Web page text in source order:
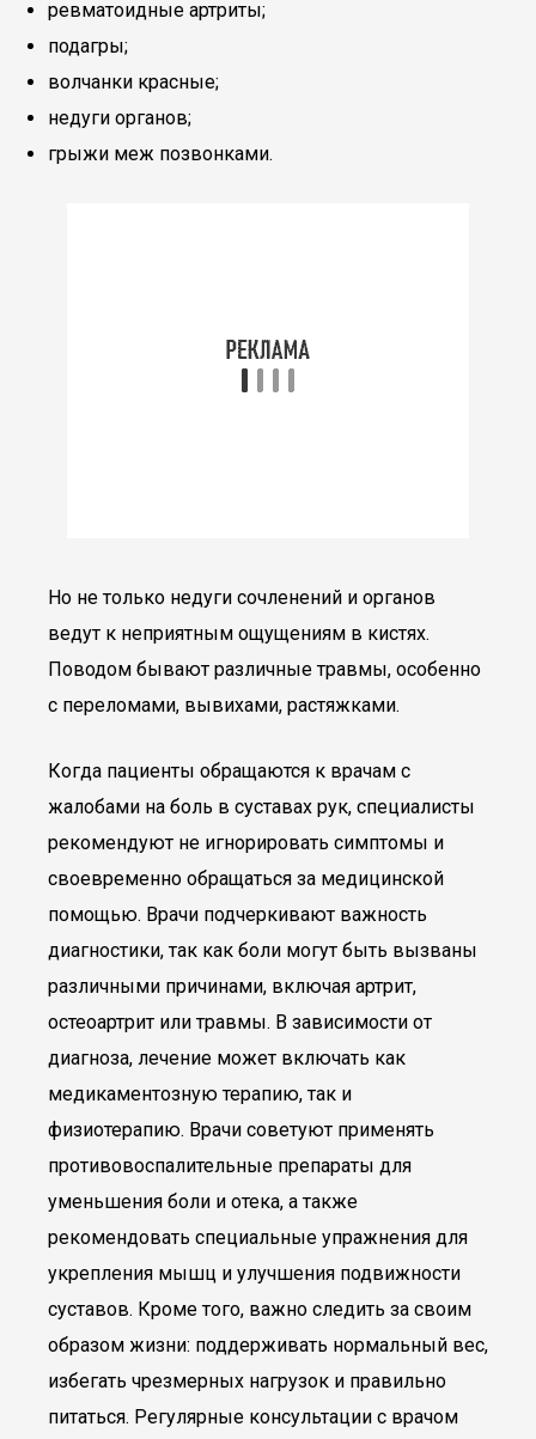
ревматоидные артриты;
подагры;
волчанки красные;
недуги органов;
грыжи меж позвонками.
Но не только недуги сочленений и органов
ведут к неприятным ощущениям в кистях.
Поводом бывают различные травмы, особенно
с переломами, вывихами, растяжками.
Когда пациенты обращаются к врачам с
жалобами на боль в суставах рук, специалисты
рекомендуют не игнорировать симптомы и
своевременно обращаться за медицинской
помощью. Врачи подчеркивают важность
диагностики, так как боли могут быть вызваны
различными причинами, включая артрит,
остеоартрит или травмы. В зависимости от
диагноза, лечение может включать как
медикаментозную терапию, так и
физиотерапию. Врачи советуют применять
противовоспалительные препараты для
уменьшения боли и отека, а также
рекомендовать специальные упражнения для
укрепления мышц и улучшения подвижности
суставов. Кроме того, важно следить за своим
образом жизни: поддерживать нормальный вес,
избегать чрезмерных нагрузок и правильно
питаться. Регулярные консультации с врачом